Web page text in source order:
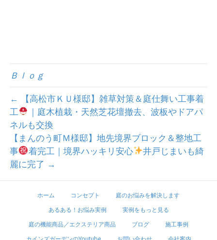
Ｂｌｏｇ
← 【高松市ＫＵ様邸】雑草対策＆庭仕舞い工事着
工
｜庭木植栽・天然芝花壇撤去、波板やドアパ
ネルも交換
【まんのう町Ｍ様邸】地先境界ブロック＆整地工
事
着完工｜境界ハッキリ安心
井戸じまいも綺
麗に完了 →
ホーム コンセプト
庭のお悩みを解決します
あるある！お悩み実例
実例をもっと見る
庭の機能商品／エクステリア商品
ブログ
施工事例